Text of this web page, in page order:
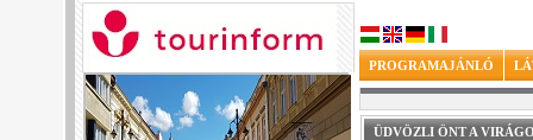
PROGRAMAJÁNLÓ
ÜDVÖZLI ÖNT A